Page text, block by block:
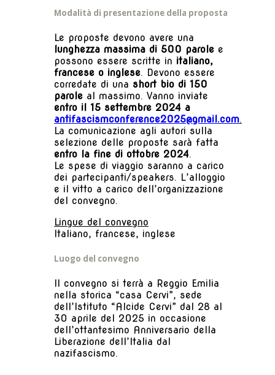
Modalità di presentazione della proposta
Le proposte devono avere una
lunghezza massima di 500 parole e
possono essere scritte in italiano,
francese o inglese. Devono essere
corredate di una short bio di 150
parole al massimo. Vanno inviate
entro il 15 settembre 2024 a
antifascismconference2025@gmail.com.
La comunicazione agli autori sulla
selezione delle proposte sarà fatta
entro la fine di ottobre 2024.
Le spese di viaggio saranno a carico
dei partecipanti/speakers. L’alloggio
e il vitto a carico dell’organizzazione
del convegno.
Lingue del convegno
Italiano, francese, inglese
Luogo del convegno
Il convegno si terrà a Reggio Emilia
nella storica “casa Cervi”, sede
dell’Istituto “Alcide Cervi” dal 28 al
30 aprile del 2025 in occasione
dell’ottantesimo Anniversario della
Liberazione dell’Italia dal
nazifascismo.